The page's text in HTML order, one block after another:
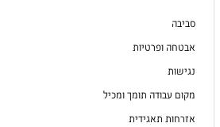
סביבה
אבטחה ופרטיות
נגישות
מקום עבודה תומך ומכיל
אזרחות תאגידית